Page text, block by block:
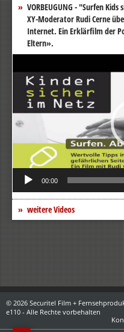
VORBEUGUNG - "Surfen Kids
XY-Moderator Rudi Cerne
Internet. Ein Erklärfilm der
Eltern».
Video-
00:00
weitere Videos
© 2026 Securitel Film +
e110 - Alle Rechte vorbehalten